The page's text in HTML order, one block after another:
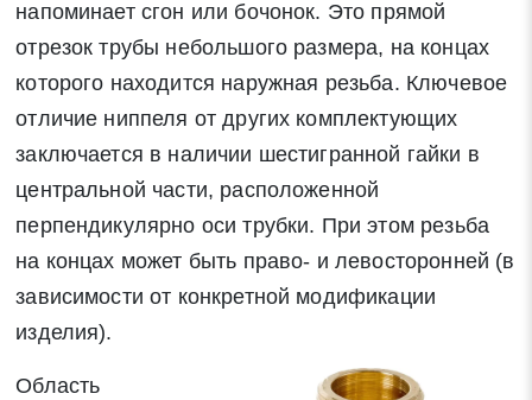
напоминает сгон или бочонок. Это прямой
отрезок трубы небольшого размера, на концах
которого находится наружная резьба. Ключевое
отличие ниппеля от других комплектующих
заключается в наличии шестигранной гайки в
центральной части, расположенной
перпендикулярно оси трубки. При этом резьба
на концах может быть право- и левосторонней (в
зависимости от конкретной модификации
изделия).
Область